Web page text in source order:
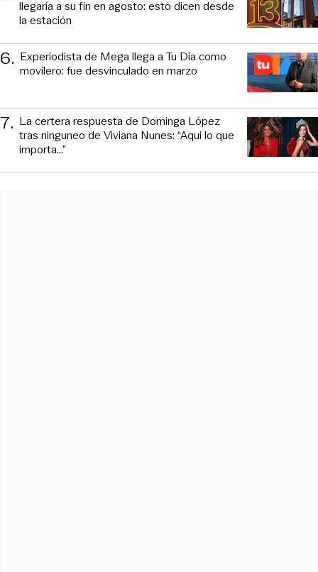
llegaría a su fin en agosto: esto dicen desde
la estación
6. Experiodista de Mega llega a Tu Día como
movilero: fue desvinculado en marzo
7. La certera respuesta de Dominga López
tras ninguneo de Viviana Nunes: “Aquí lo que
importa...”